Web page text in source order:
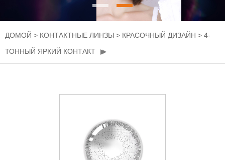
ДОМОЙ > КОНТАКТНЫЕ ЛИНЗЫ > КРАСОЧНЫЙ ДИЗАЙН > 4-
ТОННЫЙ ЯРКИЙ КОНТАКТ